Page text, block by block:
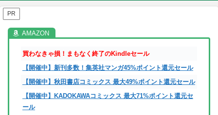
PR
買わなきゃ損！まもなく終了のKindleセール
【開催中】新刊多数！集英社マンガ45%ポイント還元セール
【開催中】秋田書店コミックス 最大49%ポイント還元セール
【開催中】KADOKAWAコミックス 最大71%ポイント還元セ
ール